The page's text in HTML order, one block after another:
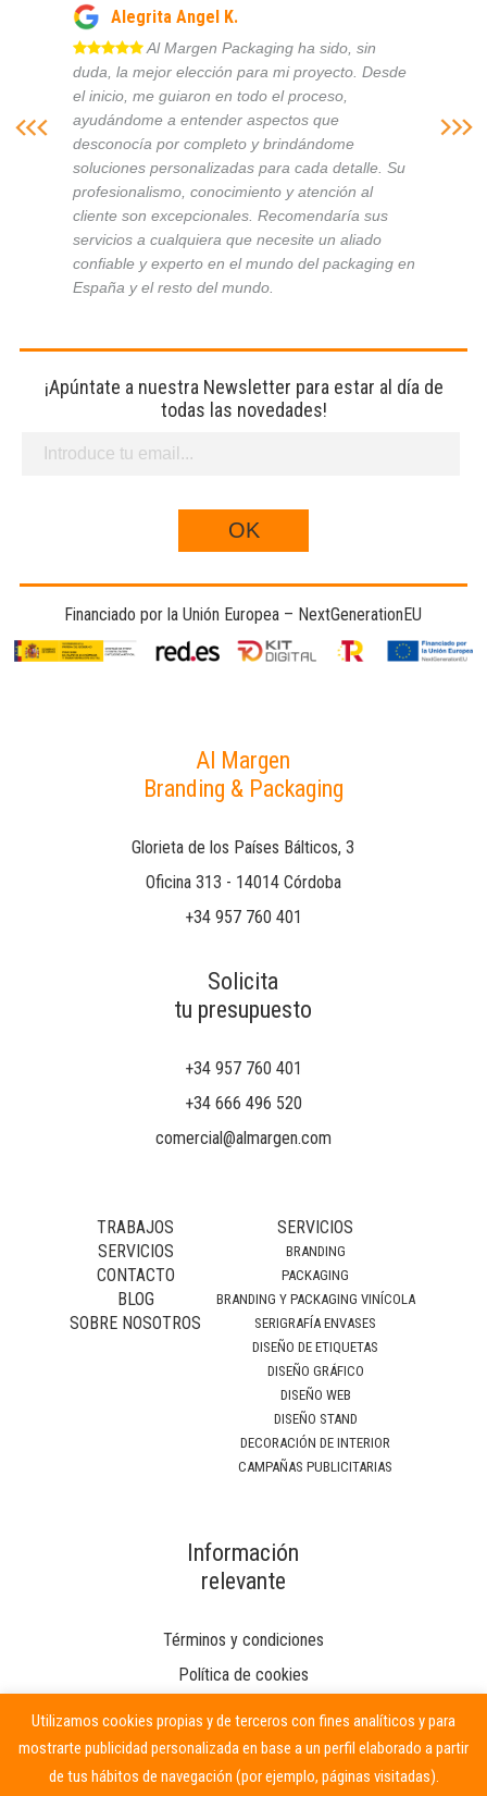
Alegrita Angel K.
Al Margen Packaging ha sido, sin
duda, la mejor elección para mi proyecto. Desde
el inicio, me guiaron en todo el proceso,
ayudándome a entender aspectos que
desconocía por completo y brindándome
soluciones personalizadas para cada detalle. Su
profesionalismo, conocimiento y atención al
cliente son excepcionales. Recomendaría sus
servicios a cualquiera que necesite un aliado
confiable y experto en el mundo del packaging en
España y el resto del mundo.
¡Apúntate a nuestra Newsletter para estar al día de
todas las novedades!
Financiado por la Unión Europea – NextGenerationEU
Al Margen
Branding & Packaging
Glorieta de los Países Bálticos, 3
Oficina 313 - 14014 Córdoba
+34 957 760 401
Solicita
tu presupuesto
+34 957 760 401
+34 666 496 520
comercial@almargen.com
TRABAJOS
SERVICIOS
CONTACTO
BLOG
SOBRE NOSOTROS
SERVICIOS
BRANDING
PACKAGING
BRANDING Y PACKAGING VINÍCOLA
SERIGRAFÍA ENVASES
DISEÑO DE ETIQUETAS
DISEÑO GRÁFICO
DISEÑO WEB
DISEÑO STAND
DECORACIÓN DE INTERIOR
CAMPAÑAS PUBLICITARIAS
Información
relevante
Términos y condiciones
Política de cookies
Utilizamos cookies propias y de terceros con fines analíticos y para
mostrarte publicidad personalizada en base a un perfil elaborado a partir
de tus hábitos de navegación (por ejemplo, páginas visitadas).